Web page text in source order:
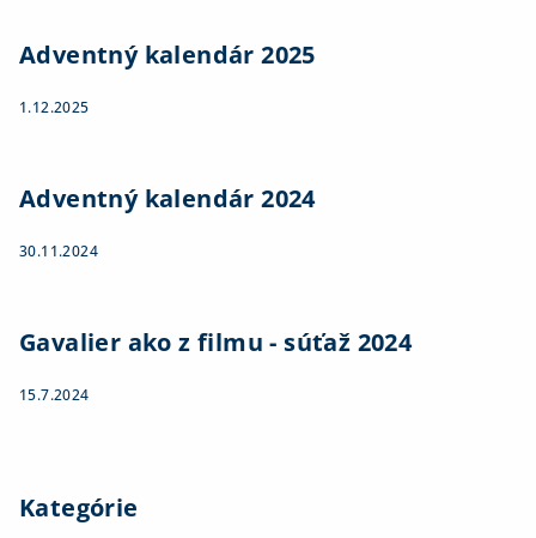
Adventný kalendár 2025
1.12.2025
Adventný kalendár 2024
30.11.2024
Gavalier ako z filmu - súťaž 2024
15.7.2024
Kategórie